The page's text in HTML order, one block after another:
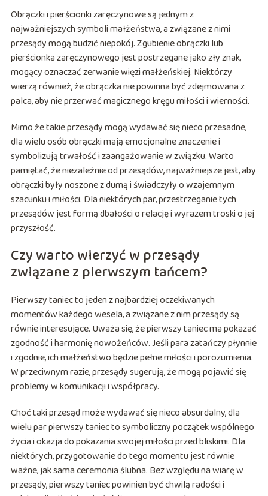
Obrączki i pierścionki zaręczynowe są jednym z
najważniejszych symboli małżeństwa, a związane z nimi
przesądy mogą budzić niepokój. Zgubienie obrączki lub
pierścionka zaręczynowego jest postrzegane jako zły znak,
mogący oznaczać zerwanie więzi małżeńskiej. Niektórzy
wierzą również, że obrączka nie powinna być zdejmowana z
palca, aby nie przerwać magicznego kręgu miłości i wierności.
Mimo że takie przesądy mogą wydawać się nieco przesadne,
dla wielu osób obrączki mają emocjonalne znaczenie i
symbolizują trwałość i zaangażowanie w związku. Warto
pamiętać, że niezależnie od przesądów, najważniejsze jest, aby
obrączki były noszone z dumą i świadczyły o wzajemnym
szacunku i miłości. Dla niektórych par, przestrzeganie tych
przesądów jest formą dbałości o relację i wyrazem troski o jej
przyszłość.
Czy warto wierzyć w przesądy
związane z pierwszym tańcem?
Pierwszy taniec to jeden z najbardziej oczekiwanych
momentów każdego wesela, a związane z nim przesądy są
równie interesujące. Uważa się, że pierwszy taniec ma pokazać
zgodność i harmonię nowożeńców. Jeśli para zatańczy płynnie
i zgodnie, ich małżeństwo będzie pełne miłości i porozumienia.
W przeciwnym razie, przesądy sugerują, że mogą pojawić się
problemy w komunikacji i współpracy.
Choć taki przesąd może wydawać się nieco absurdalny, dla
wielu par pierwszy taniec to symboliczny początek wspólnego
życia i okazja do pokazania swojej miłości przed bliskimi. Dla
niektórych, przygotowanie do tego momentu jest równie
ważne, jak sama ceremonia ślubna. Bez względu na wiarę w
przesądy, pierwszy taniec powinien być chwilą radości i